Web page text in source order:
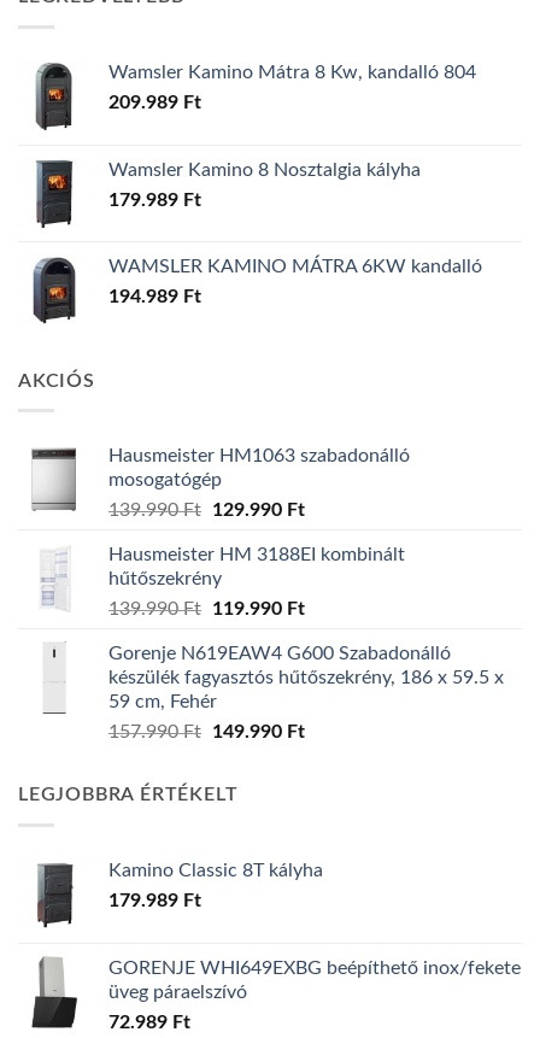
Wamsler Kamino Mátra 8 Kw, kandalló 804
209.989 Ft
Wamsler Kamino 8 Nosztalgia kályha
179.989 Ft
WAMSLER KAMINO MÁTRA 6KW kandalló
194.989 Ft
AKCIÓS
Hausmeister HM1063 szabadonálló
mosogatógép
139.990Ft
Original
was:
139.990 Ft.
129.990 FtCurrent
is:
Hausmeister HM 3188EI kombinált
hűtőszekrény
139.990Ft
Original
was:
139.990 Ft.
119.990 FtCurrent
is:
119.990 Ft.
Gorenje N619EAW4 G600 Szabadonálló
készülék fagyasztós hűtőszekrény, 186 x 59.5 x
59 cm, Fehér
157.990Ft
Original
157.990 Ft.
149.990 FtCurrent
LEGJOBBRA ÉRTÉKELT
Kamino Classic 8T kályha
179.989 Ft
GORENJE WHI649EXBG beépíthető inox/fekete
üveg páraelszívó
72.989 Ft